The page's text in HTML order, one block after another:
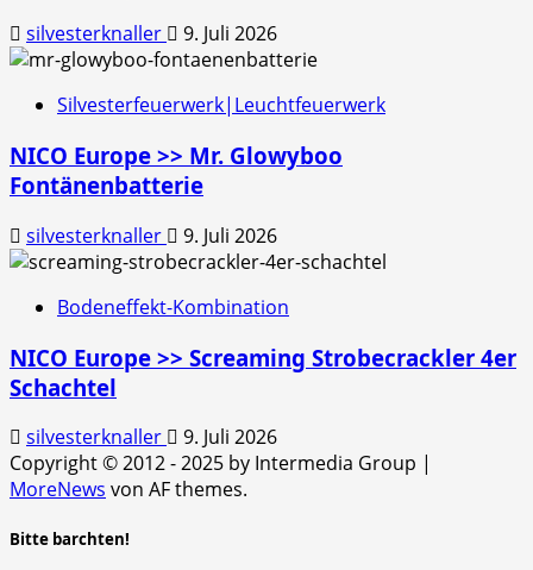
silvesterknaller 9. Juli 2026
Silvesterfeuerwerk|Leuchtfeuerwerk
NICO Europe >> Mr. Glowyboo
Fontänenbatterie
silvesterknaller 9. Juli 2026
Bodeneffekt-Kombination
NICO Europe >> Screaming Strobecrackler 4er
Schachtel
silvesterknaller
9. Juli 2026
Copyright © 2012 - 2025 by Intermedia Group |
MoreNews von AF themes.
Bitte barchten!